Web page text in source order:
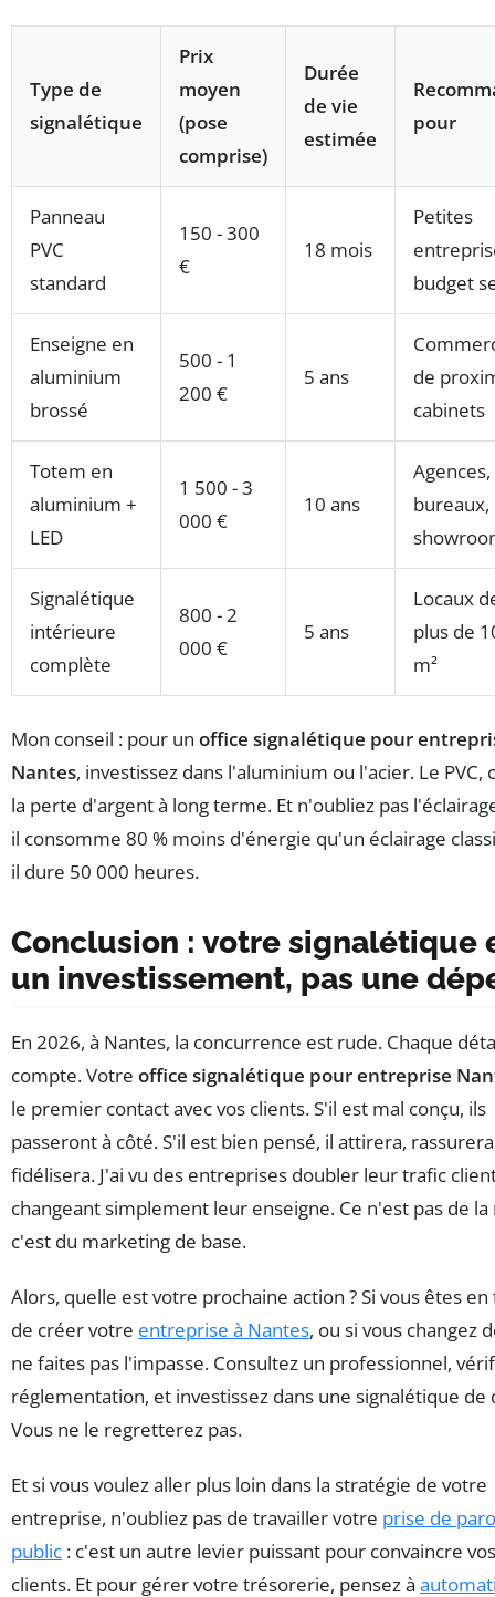
Type de
signalétique
Prix
moyen
(pose
comprise)
Durée
de vie
estimée
pour
Panneau
PVC
standard
150 - 300
€
18 mois
Petites
budget
Enseigne en
aluminium
brossé
500 - 1
200 €
5 ans
de
cabinets
Totem en
aluminium +
LED
1 500 - 3
000 €
10 ans
Agences,
bureaux,
Signalétique
intérieure
complète
800 - 2
000 €
5 ans
Locaux
plus de
m²
Mon conseil : pour un office signalétique pour
Nantes, investissez dans l'aluminium ou l'acier. Le PVC,
la perte d'argent à long terme. Et n'oubliez pas
il consomme 80 % moins d'énergie qu'un éclairage
il dure 50 000 heures.
Conclusion : votre signalétique
un investissement, pas une
En 2026, à Nantes, la concurrence est rude. Chaque
compte. Votre office signalétique pour entreprise
le premier contact avec vos clients. S'il est mal conçu, ils
passeront à côté. S'il est bien pensé, il attirera,
fidélisera. J'ai vu des entreprises doubler leur trafic
changeant simplement leur enseigne. Ce n'est pas de la
c'est du marketing de base.
Alors, quelle est votre prochaine action ? Si vous êtes
de créer votre entreprise à Nantes, ou si vous changez
ne faites pas l'impasse. Consultez un professionnel,
réglementation, et investissez dans une signalétique de
Vous ne le regretterez pas.
Et si vous voulez aller plus loin dans la stratégie de votre
entreprise, n'oubliez pas de travailler votre prise de
public : c'est un autre levier puissant pour convaincre vos
clients. Et pour gérer votre trésorerie, pensez à